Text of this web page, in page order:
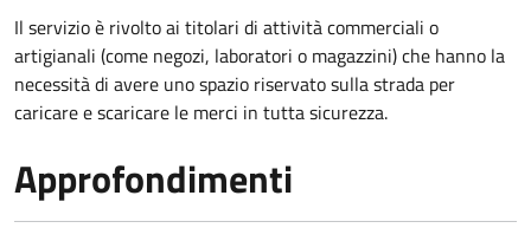
Il servizio è rivolto ai titolari di attività commerciali o
artigianali (come negozi, laboratori o magazzini) che hanno la
necessità di avere uno spazio riservato sulla strada per
caricare e scaricare le merci in tutta sicurezza.
Approfondimenti